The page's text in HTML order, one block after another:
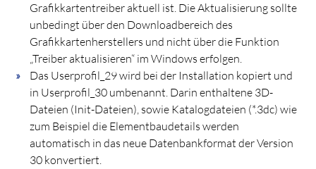
Grafikkartentreiber aktuell ist. Die Aktualisierung sollte
unbedingt über den Downloadbereich des
Grafikkartenherstellers und nicht über die Funktion
„Treiber aktualisieren“ im Windows erfolgen.
Das Userprofil_29 wird bei der Installation kopiert und
in Userprofil_30 umbenannt. Darin enthaltene 3D-
Dateien (Init-Dateien), sowie Katalogdateien (*.3dc) wie
zum Beispiel die Elementbaudetails werden
automatisch in das neue Datenbankformat der Version
30 konvertiert.